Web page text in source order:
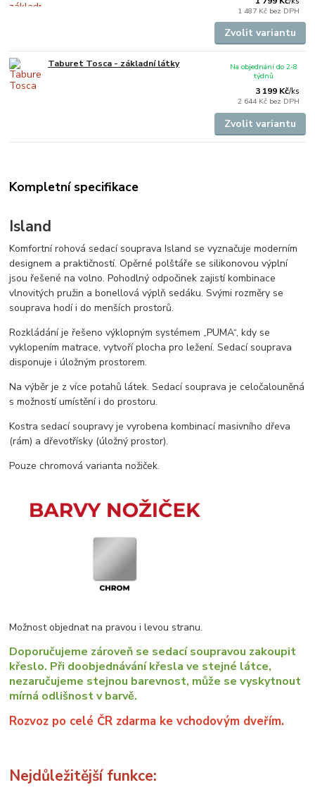
1 487 Kč bez DPH
Zvolit variantu
Taburet Tosca - základní látky
3 199 Kč/ks
2 644 Kč bez DPH
Na objednání do 2-8
týdnů
Zvolit variantu
Kompletní specifikace
Island
Komfortní rohová sedací souprava Island se vyznačuje moderním
designem a praktičností. Opěrné polštáře se silikonovou výplní
jsou řešené na volno. Pohodlný odpočinek zajistí kombinace
vlnovitých pružin a bonellová výplň sedáku. Svými rozměry se
souprava hodí i do menších prostorů.
Rozkládání je řešeno výklopným systémem „PUMA“, kdy se
vyklopením matrace, vytvoří plocha pro ležení. Sedací souprava
disponuje i úložným prostorem.
Na výběr je z více potahů látek. Sedací souprava je celočalouněná
s možností umístění i do prostoru.
Kostra sedací soupravy je vyrobena kombinací masivního dřeva
(rám) a dřevotřísky (úložný prostor).
Pouze chromová varianta nožiček.
Možnost objednat na pravou i levou stranu.
Doporučujeme zároveň se sedací soupravou zakoupit
křeslo. Při doobjednávání křesla ve stejné látce,
nezaručujeme stejnou barevnost, může se vyskytnout
mírná odlišnost v barvě.
Rozvoz po celé ČR zdarma ke vchodovým dveřím.
Nejdůležitější funkce: